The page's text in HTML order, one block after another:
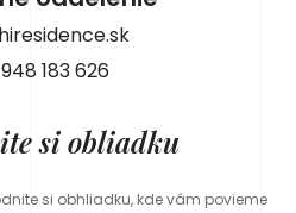
183 626
si obliadku
si obhliadku, kde vám povieme